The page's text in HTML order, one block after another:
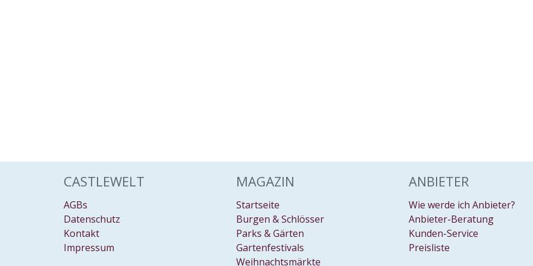
CASTLEWELT
AGBs
Datenschutz
Kontakt
Impressum
MAGAZIN
Startseite
Burgen & Schlösser
Parks & Gärten
Gartenfestivals
Weihnachtsmärkte
ANBIETER
Wie werde ich Anbieter?
Anbieter-Beratung
Kunden-Service
Preisliste